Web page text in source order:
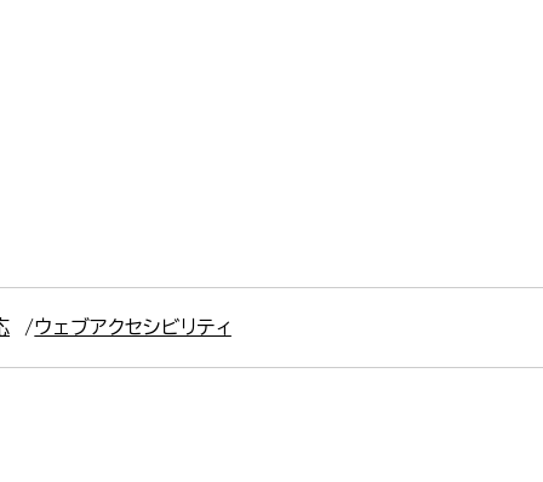
ウェブアクセシビリティ